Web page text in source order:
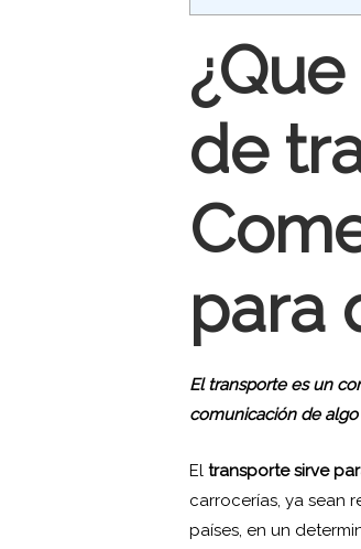
de
para
El transporte es un
comunicación de
El transporte sirve
carrocerías, ya sean
países, en un